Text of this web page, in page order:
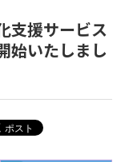
支援サービス
始いたしまし